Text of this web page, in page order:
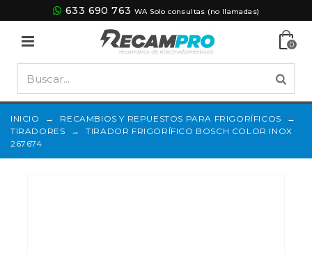
633 690 763 WA Solo consultas (no llamadas)
0
INICIO → RECAMBIOS Y REPUESTOS PARA FRIGORÍFICOS
→
TIRADORES
→
TIRADOR FRIGORÍFICO BOSCH COLOR INOX
267674